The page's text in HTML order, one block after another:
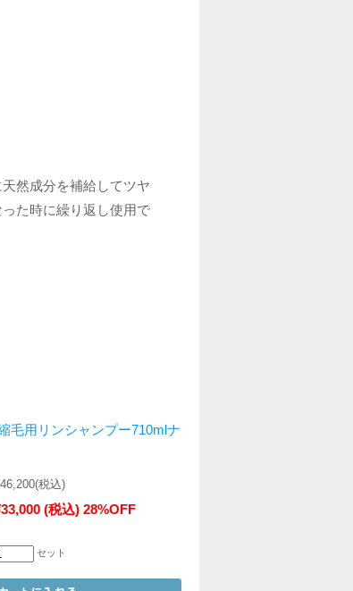
然成分を補給してツヤ
た時に繰り返し使用で
毛用リンシャンプー710mlナ
(税込)
(税込) 28%OFF
セット